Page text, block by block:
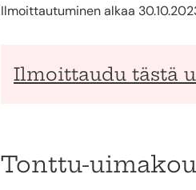
Ilmoittautuminen alkaa
Ilmoittaudu tästä
Tonttu-